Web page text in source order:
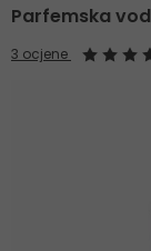
Parfemska
3 ocjene